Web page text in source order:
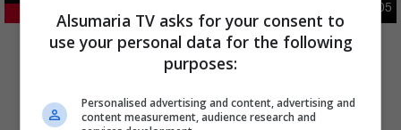
محليات 21.21% 05:43 | 2026-08-05
المزيد
Alsumaria TV asks for your consent to
use your personal data for the following
purposes:
Personalised advertising and content, advertising and
content measurement, audience research and